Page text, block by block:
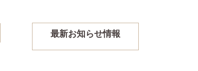
最新お知らせ情報